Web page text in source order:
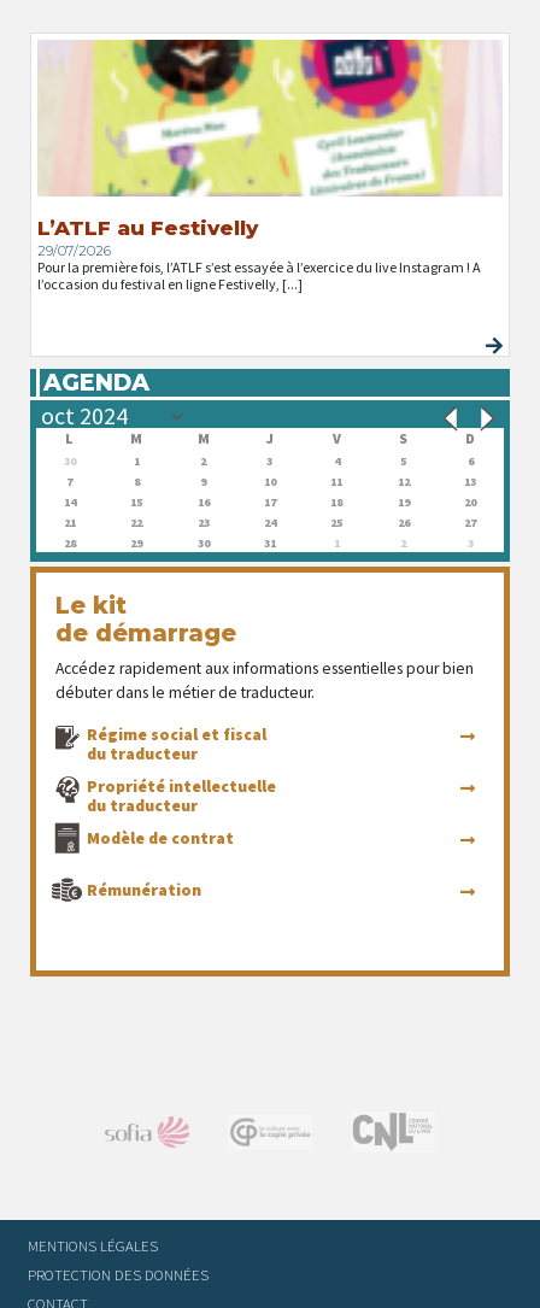
L’ATLF au Festivelly
29/07/2026
Pour la première fois, l’ATLF s’est essayée à l’exercice du live Instagram ! A
l’occasion du festival en ligne Festivelly, [...]
AGENDA
L M M J V S D
30 1 2 3 4 5
6
7
8 9 10 11 12
13
14
15 16 17 18 19
20
21
22 23 24 25 26
27
28
29 30 31 1 2 3
Le kit
de démarrage
Accédez rapidement aux informations essentielles pour bien
débuter dans le métier de traducteur.
Régime social et fiscal
du traducteur
Propriété intellectuelle
du traducteur
Modèle de contrat
Rémunération
MENTIONS LÉGALES
PROTECTION DES DONNÉES
CONTACT